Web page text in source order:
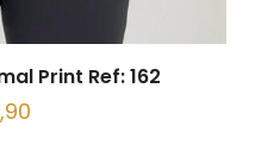
Print Ref: 162